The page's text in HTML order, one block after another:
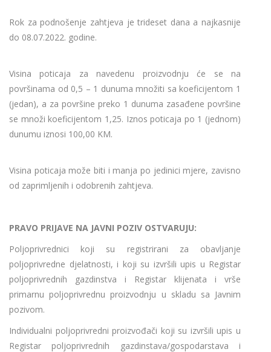
Rok za podnošenje zahtjeva je trideset dana a najkasnije
do 08.07.2022. godine.
Visina poticaja za navedenu proizvodnju će se na
površinama od 0,5 – 1 dunuma množiti sa koeficijentom 1
(jedan), a za površine preko 1 dunuma zasađene površine
se množi koeficijentom 1,25. Iznos poticaja po 1 (jednom)
dunumu iznosi 100,00 KM.
Visina poticaja može biti i manja po jedinici mjere, zavisno
od zaprimljenih i odobrenih zahtjeva.
PRAVO PRIJAVE NA JAVNI POZIV OSTVARUJU:
Poljoprivrednici koji su registrirani za obavljanje
poljoprivredne djelatnosti, i koji su izvršili upis u Registar
poljoprivrednih gazdinstva i Registar klijenata i vrše
primarnu poljoprivrednu proizvodnju u skladu sa Javnim
pozivom.
Individualni poljoprivredni proizvođači koji su izvršili upis u
Registar poljoprivrednih gazdinstava/gospodarstava i